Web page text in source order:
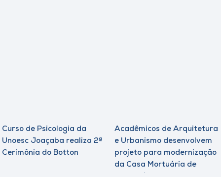
Curso de Psicologia da
Unoesc Joaçaba realiza 2ª
Cerimônia do Botton
Acadêmicos de Arquitetura
e Urbanismo desenvolvem
projeto para modernização
da Casa Mortuária de